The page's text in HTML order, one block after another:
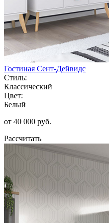
Гостиная Сент-Дейвидс
Стиль:
Классический
Цвет:
Белый
от 40 000 руб.
Рассчитать